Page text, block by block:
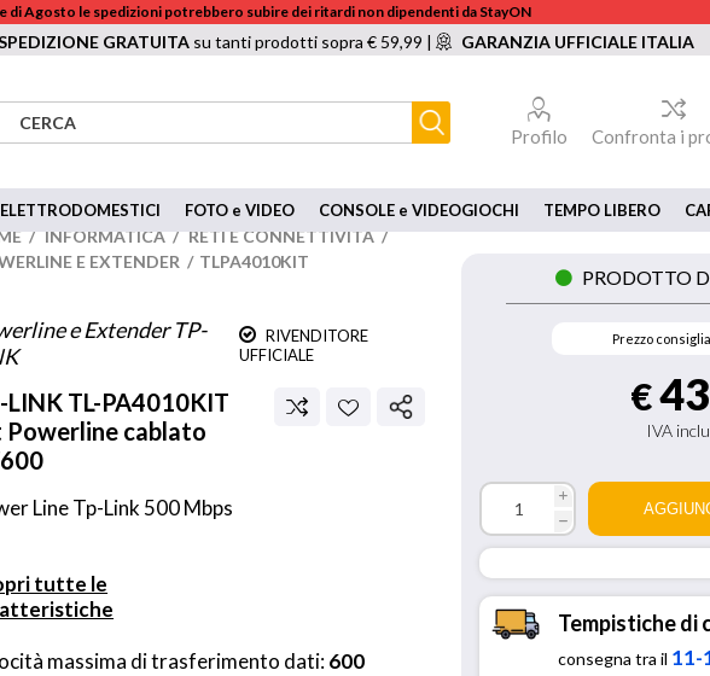
di Agosto le spedizioni potrebbero subire dei ritardi non dipendenti da StayON
GRATUITAsu tanti prodotti sopra € 59,99 | GARANZIA UFFICIALE ITALIA
Profilo Confronta i
ELETTRODOMESTICI FOTO e VIDEO CONSOLE e VIDEOGIOCHI TEMPO LIBERO
/ INFORMATICA / RETI E CONNETTIVITÁ /
E EXTENDER / TLPA4010KIT
e Extender TP-
RIVENDITORE
UFFICIALE
LINK TL-PA4010KIT
Powerline cablato
Line Tp-Link 500 Mbps
tutte le
massima di trasferimento dati: 600
PRODOTTO
Prezzo
€43
IVA
i
h
Tempistiche di
consegna tra il 11-